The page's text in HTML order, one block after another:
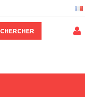
CHERCHER